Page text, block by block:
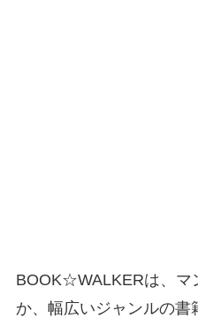
BOOK☆WALKERは、マ
か、幅広いジャンルの書